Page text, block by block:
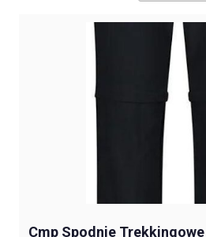
Cmp Spodnie